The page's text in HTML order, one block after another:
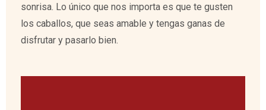
sonrisa. Lo único que nos importa es que te gusten
los caballos, que seas amable y tengas ganas de
disfrutar y pasarlo bien.